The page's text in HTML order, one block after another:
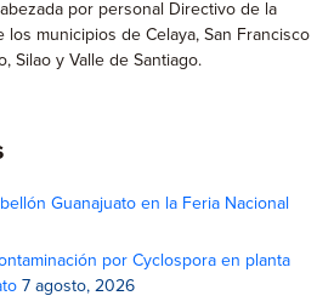
por personal Directivo de la
los municipios de Celaya, San Francisco
Silao y Valle de Santiago.
Guanajuato en la Feria Nacional
por Cyclospora en planta
7 agosto, 2026